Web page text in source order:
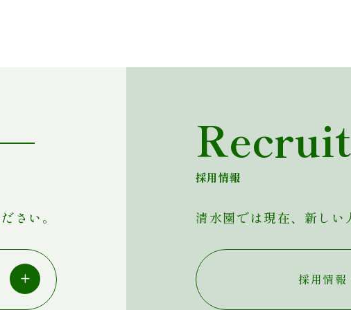
さい。
Recruit
採用情報
清水園では現在、新しい
採用情報